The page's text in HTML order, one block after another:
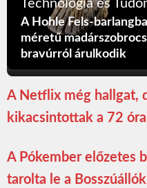
Technológia és
A Hohle Fels-
méretű
bravúrról árulkodik
A Netflix még hallgat,
kikacsintottak a 72
A Pókember előzetes
tarolta le a